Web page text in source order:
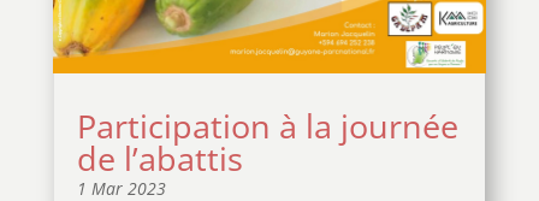
Participation à la journée
de l’abattis
1 Mar 2023